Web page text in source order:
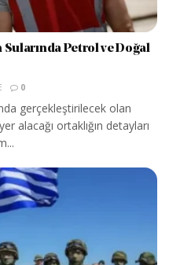
Petrol ve Doğal
0
gerçekleştirilecek olan
alacağı ortaklığın detayları